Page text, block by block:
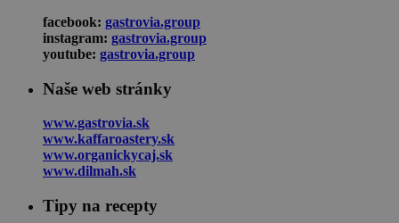
facebook: gastrovia.group
instagram: gastrovia.group
youtube: gastrovia.group
Naše web stránky
www.gastrovia.sk
www.kaffaroastery.sk
www.organickycaj.sk
www.dilmah.sk
Tipy na recepty